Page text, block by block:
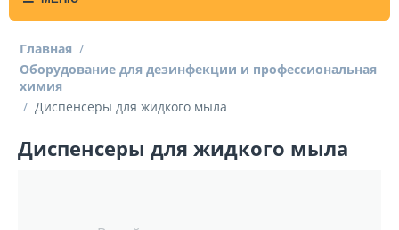
Главная /
Оборудование для дезинфекции и профессиональная
химия
/ Диспенсеры для жидкого мыла
Диспенсеры для жидкого мыла